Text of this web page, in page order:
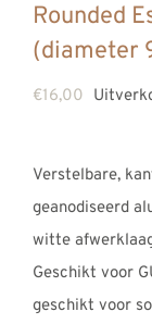
Rounded
(diameter
€16,00
Verstelbare,
geanodiseerd
witte
Geschikt voor
geschikt voor